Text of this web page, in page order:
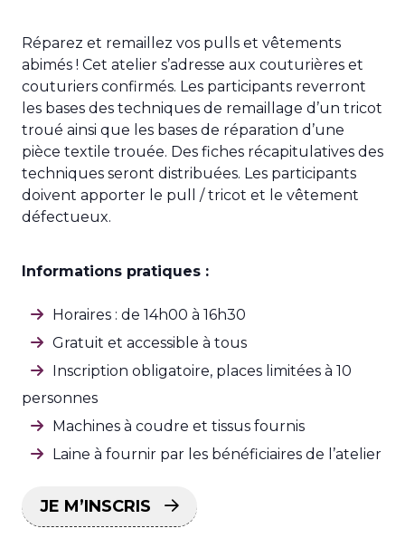
Réparez et remaillez vos pulls et vêtements
abimés ! Cet atelier s’adresse aux couturières et
couturiers confirmés. Les participants reverront
les bases des techniques de remaillage d’un tricot
troué ainsi que les bases de réparation d’une
pièce textile trouée. Des fiches récapitulatives des
techniques seront distribuées. Les participants
doivent apporter le pull / tricot et le vêtement
défectueux.
Informations pratiques :
Horaires : de 14h00 à 16h30
Gratuit et accessible à tous
Inscription obligatoire, places limitées à 10
personnes
Machines à coudre et tissus fournis
Laine à fournir par les bénéficiaires de l’atelier
JE M’INSCRIS